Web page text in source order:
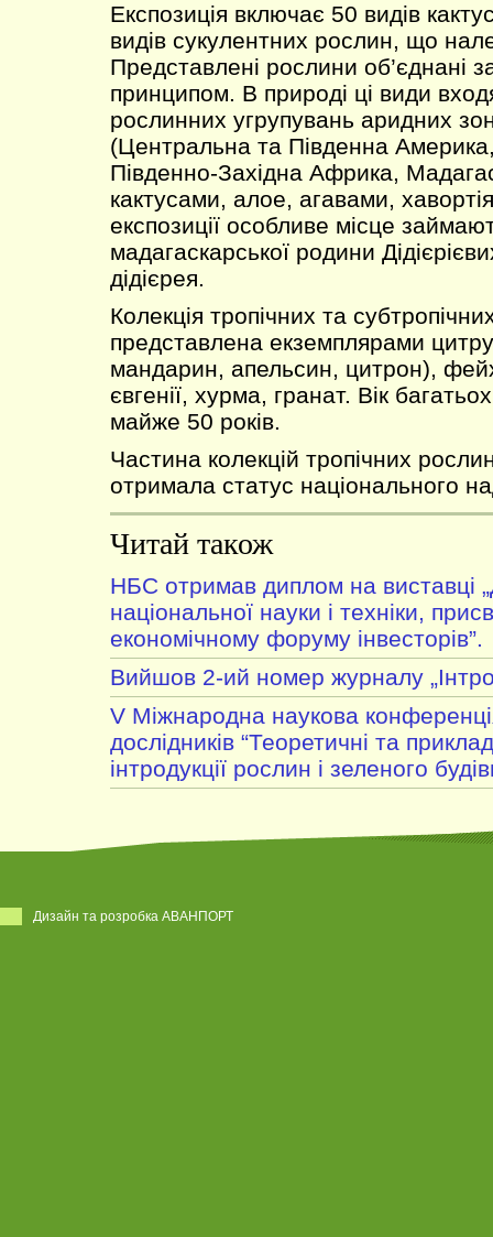
Експозиція включає 50 видів
видів сукулентних рослин, що
Представлені рослини об’єднані
принципом. В природі ці види
рослинних угрупувань аридних
(Центральна та Південна
Південно-Західна Африка,
кактусами, алое, агавами,
експозиції особливе місце
мадагаскарської родини
дідієрея.
Колекція тропічних та
представлена екземплярами
мандарин, апельсин, цитрон),
євгенії, хурма, гранат. Вік
майже 50 років.
Частина колекцій тропічних
отримала статус національного
Читай також
НБС отримав диплом на виставці
національної науки і техніки,
економічному форуму інвесторів”.
Вийшов 2-ий номер журналу
V Міжнародна наукова
дослідників “Теоретичні та
інтродукції рослин і зеленого
Дизайн та розробка АВАНПОРТ